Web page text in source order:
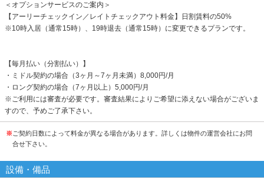
＜オプションサービスのご案内＞
【アーリーチェックイン／レイトチェックアウト料金】日割賃料の50%
※10時入居（通常15時）、19時退去（通常15時）に変更できるプランです。
【毎月払い（分割払い）】
・ミドル契約の場合（3ヶ月～7ヶ月未満）8,000円/月
・ロング契約の場合（7ヶ月以上）5,000円/月
※ご利用には審査が必要です。審査結果によりご希望に添えない場合がございま
すので、予めご了承下さい。
※ ご契約日数によって料金が異なる場合があります。詳しくは物件の運営会社にお問
合せ下さい。
設備・備品